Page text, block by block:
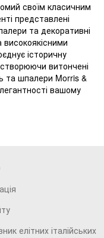
своїм класичним
представлені
та декоративні
історичну
витончені
та шпалери Morris &
вашому
елітних італійських